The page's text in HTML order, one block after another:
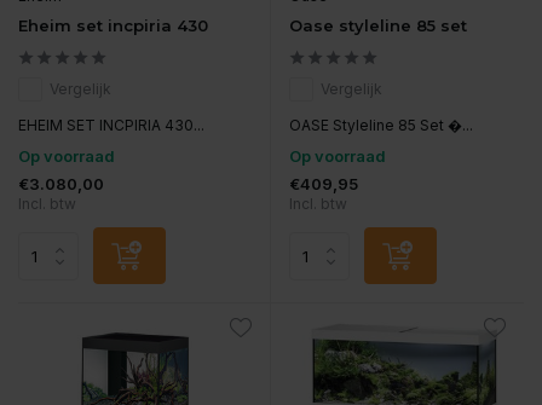
Eheim set incpiria 430
Vergelijk
EHEIM SET INCPIRIA 430...
Op voorraad
€3.080,00
Incl. btw
Oase styleline 85 set
Vergelijk
OASE Styleline 85 Set �...
Op voorraad
€409,95
Incl. btw